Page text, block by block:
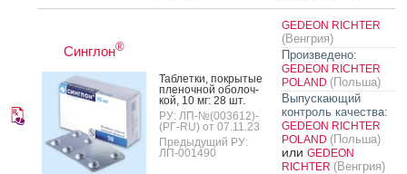
Синглон®
Таб­летки, пок­ры­тые
пле­ноч­ной обо­лоч­
кой, 10 мг: 28 шт.
РУ: ЛП-№(003612)-
(РГ-RU) от 07.11.23
Предыдущий РУ:
ЛП-001490
GEDEON RICHTER
(Венгрия)
Произведено:
GEDEON RICHTER
POLAND (Польша)
Выпускающий
контроль качества:
GEDEON RICHTER
POLAND (Польша)
или GEDEON
RICHTER (Венгрия)